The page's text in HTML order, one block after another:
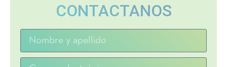
CONTACTANOS